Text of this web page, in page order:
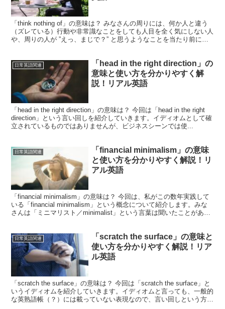
「think nothing of」の意味は？ みなさんの周りには、何か人と違う
（ズレている）行動や非常識なことをしても人目を全く気にしない人
や、周りの人が ”えっ、まじで？” と思うようなことを当たり前にし
日常英語関連
「head in the right direction」の
意味と使い方を分かりやすく解
説！リアル英語
「head in the right direction」の意味は？ 今回は「head in the right
direction」という言い回しを紹介していきます。イディオムとして確
立されているものではありませんが、ビジネスシーンでは使...
日常英語関連
「financial minimalism」の意味
と使い方を分かりやすく解説！リ
アル英語
「financial minimalism」の意味は？ 今回は、私がこの数年実践して
いる「financial minimalism」という概念について紹介します。みな
さんは「ミニマリスト／minimalist」という言葉は聞いたことがある
日常英語関連
「scratch the surface」の意味と
使い方を分かりやすく解説！リア
ル英語
「scratch the surface」の意味は？ 今回は「scratch the surface」と
いうイディオムを紹介していきます。イディオムと言っても、一般的
な英熟語帳（？）には載っていない表現なので、言い回しという方が